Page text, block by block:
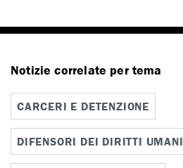
Notizie correlate per tema
CARCERI E DETENZIONE
DIFENSORI DEI DIRITTI UMANI